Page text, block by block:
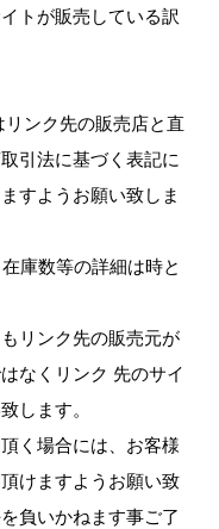
トが販売している訳
ンク先の販売店と直
引法に基づく表記に
すようお願い致しま
庫数等の詳細は時と
リンク先の販売元が
なくリンク 先のサイ
します。
く場合には、お客様
けますようお願い致
負いかねます事ご了